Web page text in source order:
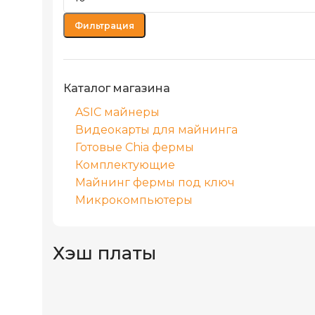
Фильтрация
Каталог магазина
ASIC майнеры
Видеокарты для майнинга
Готовые Chia фермы
Комплектующие
Майнинг фермы под ключ
Микрокомпьютеры
Хэш платы